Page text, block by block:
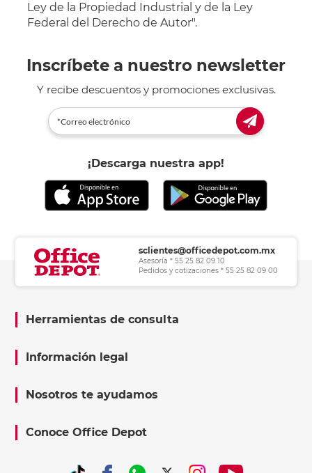
Ley de la Propiedad Industrial y de la Ley
Federal del Derecho de Autor".
Inscríbete a nuestro newsletter
Y recibe descuentos y promociones exclusivas.
¡Descarga nuestra app!
sclientes@officedepot.com.mx
Asesoría * 55 25 82 09 10
Pedidos y cotizaciones * 55 25 82 09 00
Herramientas de consulta
Información legal
Nosotros te ayudamos
Conoce Office Depot